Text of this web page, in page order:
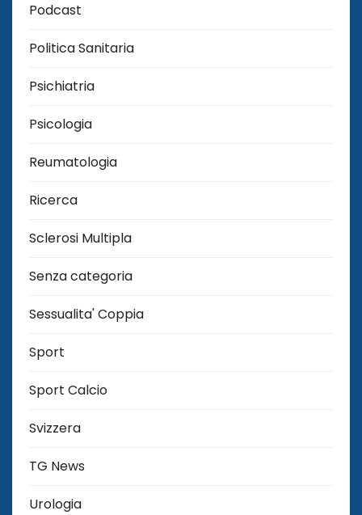
Podcast
Politica Sanitaria
Psichiatria
Psicologia
Reumatologia
Ricerca
Sclerosi Multipla
Senza categoria
Sessualita' Coppia
Sport
Sport Calcio
Svizzera
TG News
Urologia